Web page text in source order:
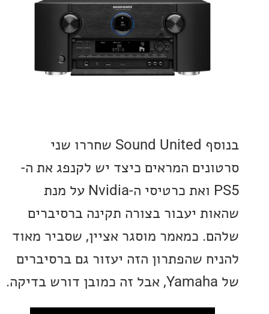
בנוסף Sound United שחררו שני
המראים כיצד יש לקנפג את ה-
PS5 ואת כרטיסי ה-Nvidia על מנת
יעבור בצורה תקינה ברסיברים
כמאמר מוסגר אציין, שסביר מאוד
שהפתרון הזה יעזור גם ברסיברים